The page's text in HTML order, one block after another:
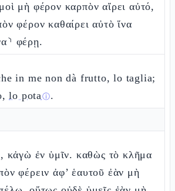
μὴ φέρον καρπὸν αἴρει αὐτό,
φέρον καθαίρει αὐτὸ ἵνα
φέρῃ.
in me non dà frutto, lo taglia;
lo potaⓘ.
κἀγὼ ἐν ὑμῖν. καθὼς τὸ κλῆμα
φέρειν ἀφ’ ἑαυτοῦ ἐὰν μὴ